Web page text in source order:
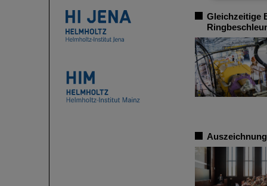
Gleichzeitige